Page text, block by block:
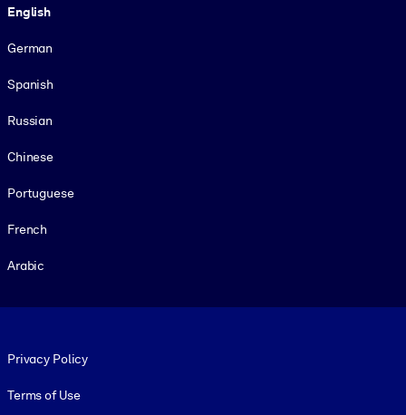
English
German
Spanish
Russian
Chinese
Portuguese
French
Arabic
Privacy Policy
Terms of Use